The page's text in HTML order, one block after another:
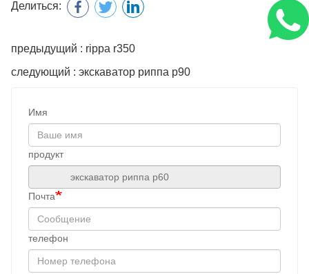
Делиться:
предыдущий : rippa r350
следующий : экскаватор риппа р90
Имя
продукт
Почта
телефон